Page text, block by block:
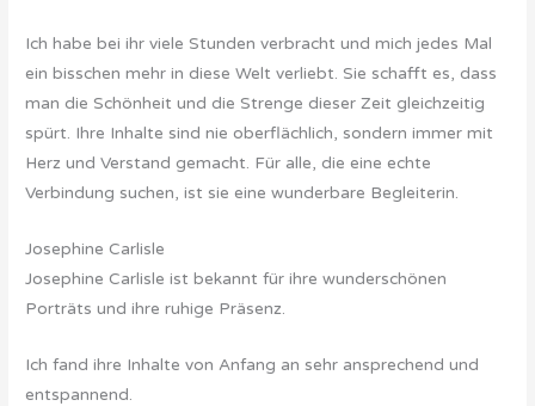
Ich habe bei ihr viele Stunden verbracht und mich jedes Mal
ein bisschen mehr in diese Welt verliebt. Sie schafft es, dass
man die Schönheit und die Strenge dieser Zeit gleichzeitig
spürt. Ihre Inhalte sind nie oberflächlich, sondern immer mit
Herz und Verstand gemacht. Für alle, die eine echte
Verbindung suchen, ist sie eine wunderbare Begleiterin.
Josephine Carlisle
Josephine Carlisle ist bekannt für ihre wunderschönen
Porträts und ihre ruhige Präsenz.
Ich fand ihre Inhalte von Anfang an sehr ansprechend und
entspannend.